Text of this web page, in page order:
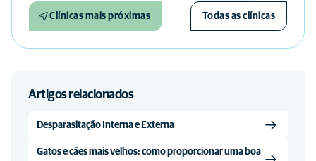
Clínicas mais próximas Todas as clínicas
Artigos relacionados
Desparasitação Interna e Externa
Gatos e cães mais velhos: como proporcionar uma boa